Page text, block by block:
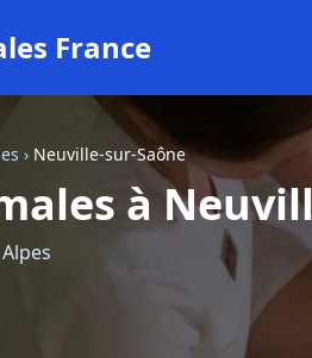
France
› Neuville-sur-Saône
à